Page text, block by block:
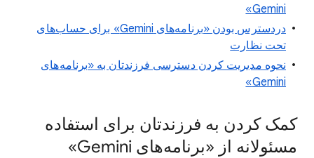
Gemini»
دردسترس بودن «برنامه‌های Gemini» برای حساب‌های
تحت نظارت
نحوه مدیریت کردن دسترسی فرزندتان به «برنامه‌های
Gemini»
کمک کردن به فرزندتان برای استفاده
مسئولانه از «برنامه‌های Gemini»